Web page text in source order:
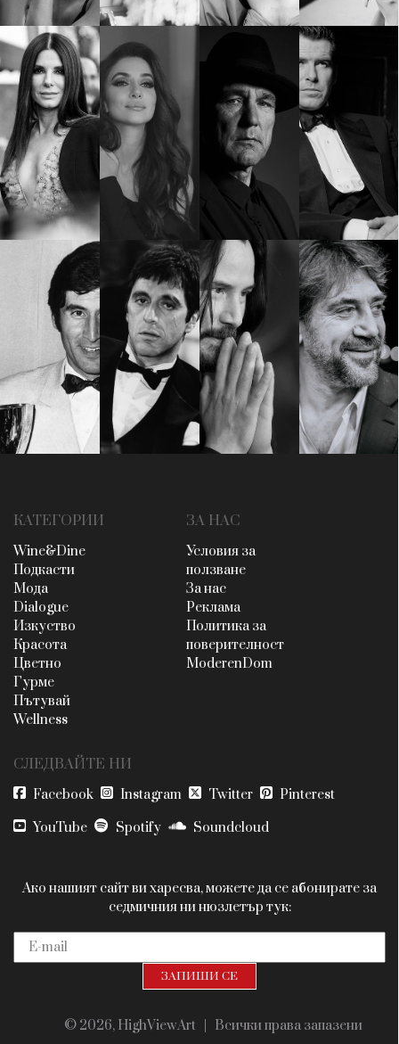
КАТЕГОРИИ
Wine&Dine
Подкасти
Мода
Dialogue
Изкуство
Красота
Цветно
Гурме
Пътувай
Wellness
ЗА НАС
Условия за
ползване
За нас
Реклама
Политика за
поверителност
ModerenDom
СЛЕДВАЙТЕ НИ
Facebook Instagram Twitter
Pinterest
YouTube
Spotify Soundcloud
Ако нашият сайт ви харесва, можете да се абонирате за
седмичния ни нюзлетър тук:
© 2026, HighViewArt | Всички права запазени